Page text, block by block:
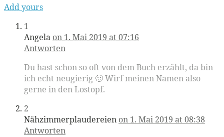
Add yours
1
Angela on 1. Mai 2019 at 07:16
Antworten
Du hast schon so oft von dem Buch erzählt, da bin
ich echt neugierig 🙂 Wirf meinen Namen also
gerne in den Lostopf.
2
Nähzimmerplaudereien on 1. Mai 2019 at 08:38
Antworten